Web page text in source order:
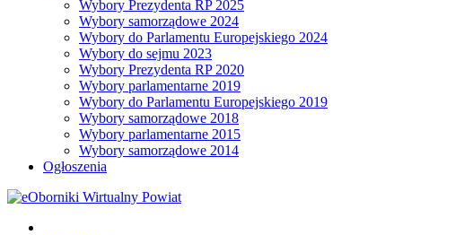
Wybory Prezydenta RP 2025
Wybory samorządowe 2024
Wybory do Parlamentu Europejskiego 2024
Wybory do sejmu 2023
Wybory Prezydenta RP 2020
Wybory parlamentarne 2019
Wybory do Parlamentu Europejskiego 2019
Wybory samorządowe 2018
Wybory parlamentarne 2015
Wybory samorządowe 2014
Ogłoszenia